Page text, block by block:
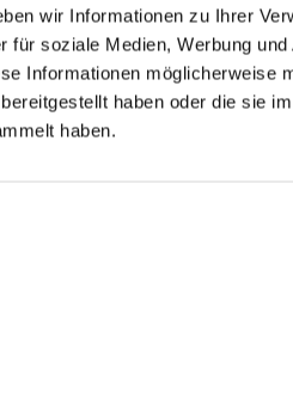
wir Informationen zu Ihrer
für soziale Medien, Werbung
Informationen möglicherweise
haben oder die sie
haben.